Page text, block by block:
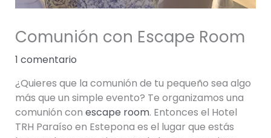
Comunión con Escape Room
1 comentario
¿Quieres que la comunión de tu pequeño sea algo
más que un simple evento? Te organizamos una
comunión con escape room. Entonces el Hotel
TRH Paraíso en Estepona es el lugar que estás